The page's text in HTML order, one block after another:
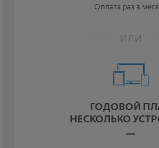
Оплата раз в
ИЛИ
ГОДОВОЙ
НЕСКОЛЬКО